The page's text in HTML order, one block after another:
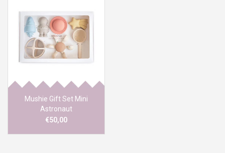
Mushie Gift Set Mini
Astronaut
€50,00